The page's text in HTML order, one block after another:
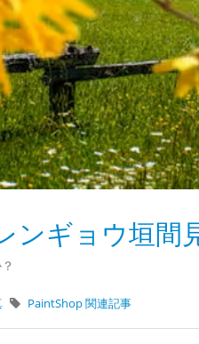
ンギョウ垣間
PaintShop 関連記事